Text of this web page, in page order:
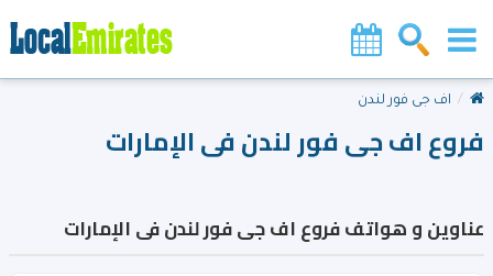
اف جى فور لندن
فروع اف جى فور لندن فى الإمارات
عناوين و هواتف فروع اف جى فور لندن فى الإمارات